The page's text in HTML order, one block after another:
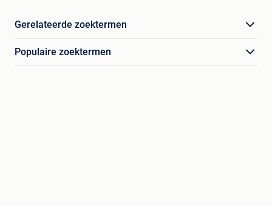
Gerelateerde zoektermen
Populaire zoektermen